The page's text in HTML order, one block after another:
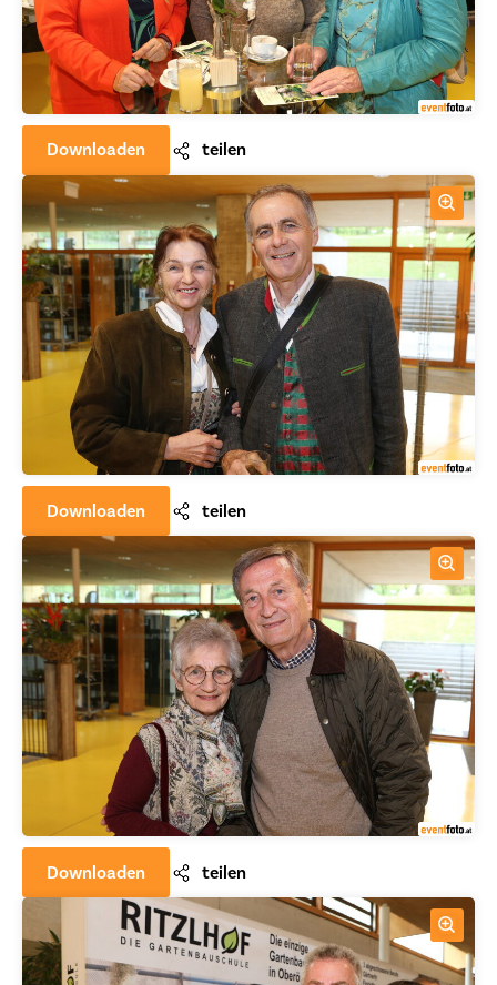
Downloaden teilen
Downloaden teilen
Downloaden teilen